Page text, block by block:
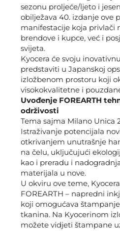
sezonu proljeće/ljeto i
obilježava 40. izdanje ove
manifestacije koja privlači
brendove i kupce, već i
svijeta.
Kyocera će svoju
predstaviti u Japanskoj
izložbenom prostoru koji
visokokvalitetne i
Uvođenje FOREARTH
održivosti
Tema sajma Milano Unica
Istraživanje potencijala
otkrivanjem unutrašnje
na čelu, uključujući
kao i preradu i
materijala u nove.
U okviru ove teme,
FOREARTH – napredni
koji omogućava
tkanina. Na Kyocerinom
možete vidjeti štampane